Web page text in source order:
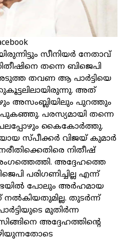
സീനിയർ നേതാവ്
തന്നെ ബിജെപി
തവണ ആ പാർട്ടിയെ
അത്
അസംബ്ലിയിലും പുറത്തും
പരസ്യമായി തന്നെ
പലപ്പോഴും കൈകോർത്തു.
സ്പീക്കർ വിജയ് കുമാർ
നിതീഷ്
അദ്ദേഹത്തെ
പരിഗണിച്ചില്ല എന്ന്
പോലും അർഹമായ
നൽകിയതുമില്ല. തുടർന്ന്
മുതിർന്ന
അദ്ദേഹത്തിന്റെ